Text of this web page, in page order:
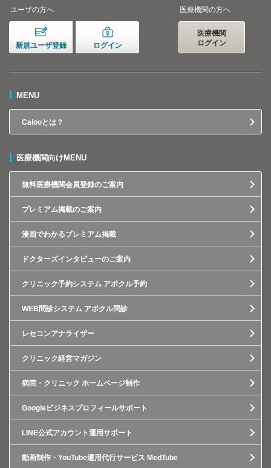
ユーザの方へ
新規ユーザ登録 ログイン
医療機関の方へ
医療機関
ログイン
MENU
Calooとは？
医療機関向けMENU
無料医療機関会員登録のご案内
プレミアム掲載のご案内
漫画でわかるプレミアム掲載
ドクターズインタビューのご案内
クリニック予約システム アポクル予約
WEB問診システム アポクル問診
レセコンアナライザー
クリニック経営マガジン
病院・クリニック ホームページ制作
Googleビジネスプロフィールサポート
LINE公式アカウント運用サポート
動画制作・YouTube運用代行サービス MedTube